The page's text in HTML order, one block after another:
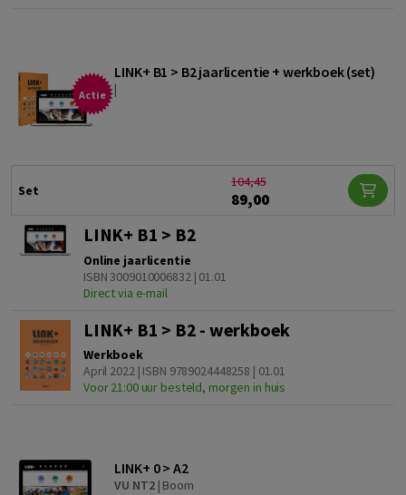
Actie
LINK+ B1 > B2 jaarlicentie + werkboek (set)
|
Set
104,45
89,00
LINK+ B1 > B2
Online jaarlicentie
ISBN 3009010006832 | 01.01
Direct via e-mail
LINK+ B1 > B2 - werkboek
Werkboek
April 2022 | ISBN 9789024448258 | 01.01
Voor 21:00 uur besteld, morgen in huis
LINK+ 0 > A2
VU NT2| Boom